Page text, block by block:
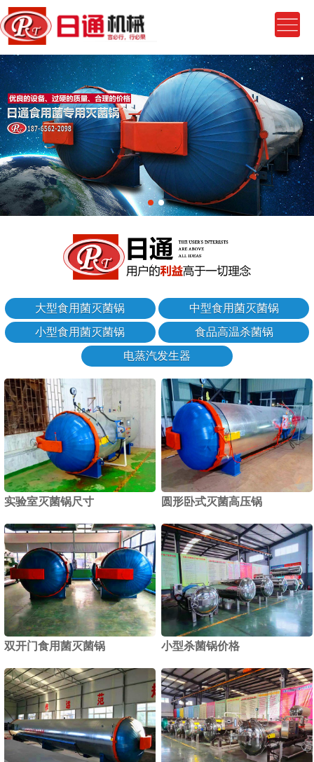
1 2
大型食用菌灭菌锅
中型食用菌灭菌锅
小型食用菌灭菌锅
食品高温杀菌锅
电蒸汽发生器
实验室灭菌锅尺寸 圆形卧式灭菌高压锅
双开门食用菌灭菌锅 小型杀菌锅价格